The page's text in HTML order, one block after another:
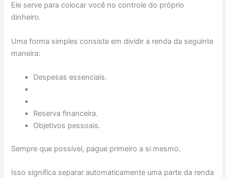
Ele serve para colocar você no controle do próprio
dinheiro.
Uma forma simples consiste em dividir a renda da seguinte
maneira:
Despesas essenciais.
Reserva financeira.
Objetivos pessoais.
Sempre que possível, pague primeiro a si mesmo.
Isso significa separar automaticamente uma parte da renda